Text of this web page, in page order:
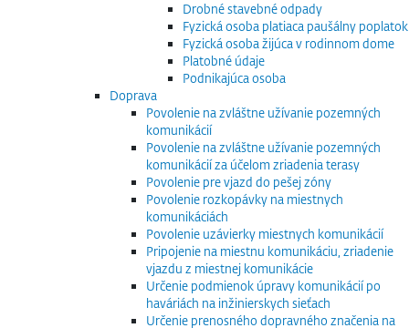
Drobné stavebné odpady
Fyzická osoba platiaca paušálny poplatok
Fyzická osoba žijúca v rodinnom dome
Platobné údaje
Podnikajúca osoba
Doprava
Povolenie na zvláštne užívanie pozemných
komunikácií
Povolenie na zvláštne užívanie pozemných
komunikácií za účelom zriadenia terasy
Povolenie pre vjazd do pešej zóny
Povolenie rozkopávky na miestnych
komunikáciách
Povolenie uzávierky miestnych komunikácií
Pripojenie na miestnu komunikáciu, zriadenie
vjazdu z miestnej komunikácie
Určenie podmienok úpravy komunikácií po
haváriách na inžinierskych sieťach
Určenie prenosného dopravného značenia na